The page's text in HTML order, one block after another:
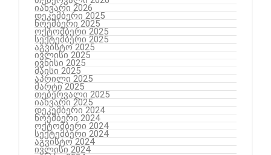
იანვარი 2026
დეკემბერი 2025
ნოემბერი 2025
ოქტომბერი 2025
სექტემბერი 2025
აგვისტო 2025
ივლისი 2025
ივნისი 2025
მაისი 2025
აპრილი 2025
მარტი 2025
თებერვალი 2025
იანვარი 2025
დეკემბერი 2024
ნოემბერი 2024
ოქტომბერი 2024
სექტემბერი 2024
აგვისტო 2024
ივლისი 2024